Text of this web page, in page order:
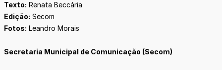
Texto: Renata Beccária
Edição: Secom
Fotos: Leandro Morais
Secretaria Municipal de Comunicação (Secom)